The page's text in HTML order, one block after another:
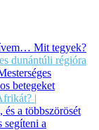
Mit tegyek?
dunántúli régióra
betegeket
|
a többszörösét
a